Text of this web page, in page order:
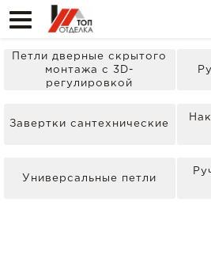
Петли дверные скрытого
монтажа с 3D-
регулировкой
Завертки сантехнические
Универсальные петли